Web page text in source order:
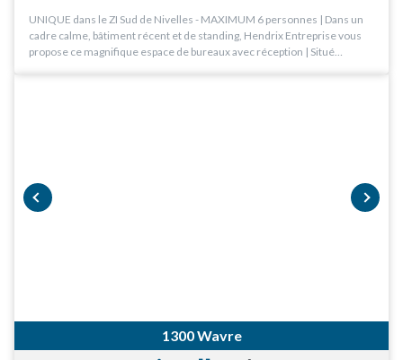
Terrains
UNIQUE dans le ZI Sud de Nivelles - MAXIMUM 6 personnes | Dans un
cadre calme, bâtiment récent et de standing, Hendrix Entreprise vous
propose ce magnifique espace de bureaux avec réception | Situé…
1300 Wavre